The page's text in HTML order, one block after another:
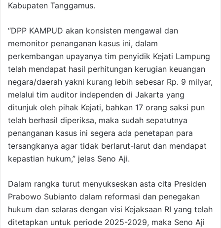
Kabupaten Tanggamus.
“DPP KAMPUD akan konsisten mengawal dan
memonitor penanganan kasus ini, dalam
perkembangan upayanya tim penyidik Kejati Lampung
telah mendapat hasil perhitungan kerugian keuangan
negara/daerah yakni kurang lebih sebesar Rp. 9 milyar,
melalui tim auditor independen di Jakarta yang
ditunjuk oleh pihak Kejati, bahkan 17 orang saksi pun
telah berhasil diperiksa, maka sudah sepatutnya
penanganan kasus ini segera ada penetapan para
tersangkanya agar tidak berlarut-larut dan mendapat
kepastian hukum,” jelas Seno Aji.
Dalam rangka turut menyukseskan asta cita Presiden
Prabowo Subianto dalam reformasi dan penegakan
hukum dan selaras dengan visi Kejaksaan RI yang telah
ditetapkan untuk periode 2025-2029, maka Seno Aji